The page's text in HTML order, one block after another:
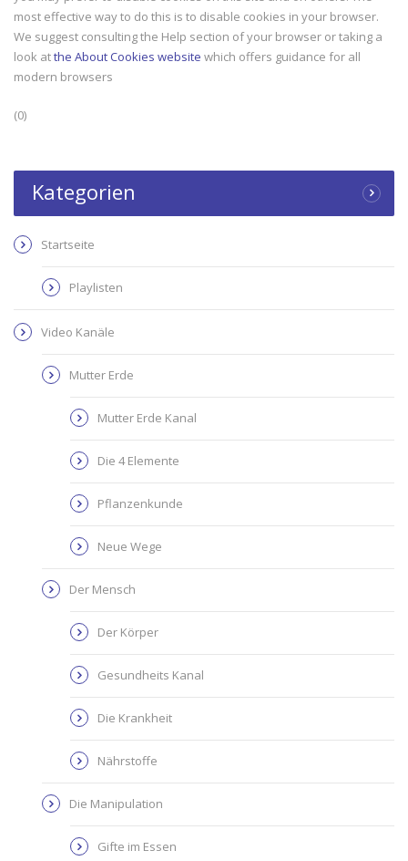
i am looking for. Nam libero tempore, cum soluta
placeat facere possimus.
Next Generation Corp
Ut enim ad minima
PR
most effective way to do this is to disable cookies in your browser.
We suggest consulting the Help section of your browser or taking a
look atthe About Cookies website which offers guidance for all
modern browsers
(0)
Kategorien
Startseite
Playlisten
Video Kanäle
Mutter Erde
Mutter Erde Kanal
Die 4 Elemente
Pflanzenkunde
Neue Wege
Der Mensch
Der Körper
Gesundheits Kanal
Die Krankheit
Nährstoffe
Die Manipulation
Gifte im Essen